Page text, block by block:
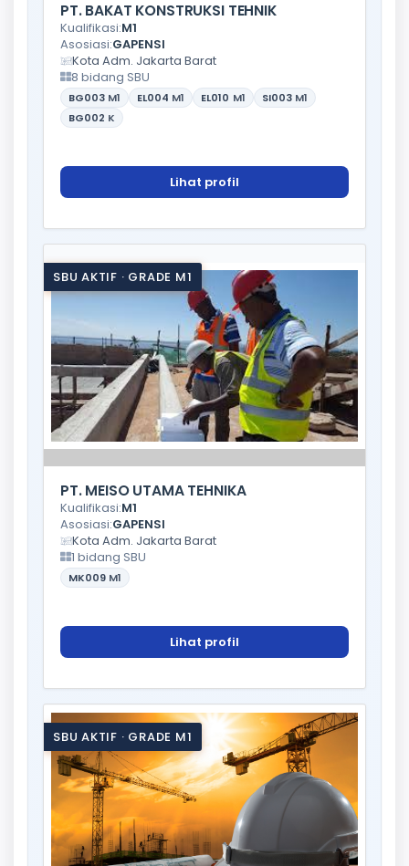
PT. BAKAT KONSTRUKSI TEHNIK
Kualifikasi:M1
Asosiasi:GAPENSI
Kota Adm. Jakarta Barat
8 bidang SBU
BG003 M1 EL004 M1 EL010 M1 SI003 M1
BG002 K
Lihat profil
SBU AKTIF · GRADE M1
PT. MEISO UTAMA TEHNIKA
Kualifikasi:M1
Asosiasi:GAPENSI
Kota Adm. Jakarta Barat
1 bidang SBU
MK009 M1
Lihat profil
SBU AKTIF · GRADE M1